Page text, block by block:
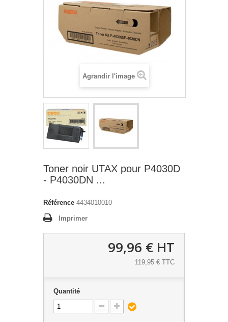
Agrandir l'image
Toner noir UTAX pour P4030D
- P4030DN ...
Référence 4434010010
Imprimer
99,96 € HT
119,95 € TTC
Quantité